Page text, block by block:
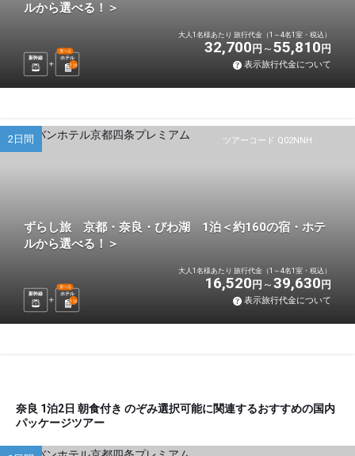
ルから選べる！＞
新幹線 ホテル
選べる
1 泊
大人1名様あたり 旅行代金（1～4名1室・税込）
32,700 円 55,810 円
表示旅行代金について
ツアーコード Q02NNH
2日間
ずらし旅 京都・奈良・びわ湖 1泊＜約160の宿・ホテ
ルから選べる！＞
新幹線 ホテル
選べる
1 泊
大人1名様あたり 旅行代金（1～4名1室・税込）
16,520 円 39,630 円
表示旅行代金について
奈良 1泊2日 朝食付き のぞみ選択可能に関連するおすすめの国内
パッケージツアー